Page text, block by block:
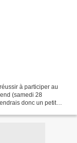
à participer au
(samedi 28
donc un petit